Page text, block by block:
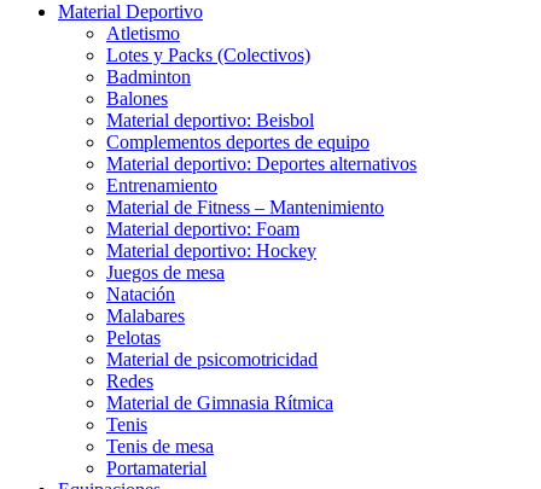
Material Deportivo
Atletismo
Lotes y Packs (Colectivos)
Badminton
Balones
Material deportivo: Beisbol
Complementos deportes de equipo
Material deportivo: Deportes alternativos
Entrenamiento
Material de Fitness – Mantenimiento
Material deportivo: Foam
Material deportivo: Hockey
Juegos de mesa
Natación
Malabares
Pelotas
Material de psicomotricidad
Redes
Material de Gimnasia Rítmica
Tenis
Tenis de mesa
Portamaterial